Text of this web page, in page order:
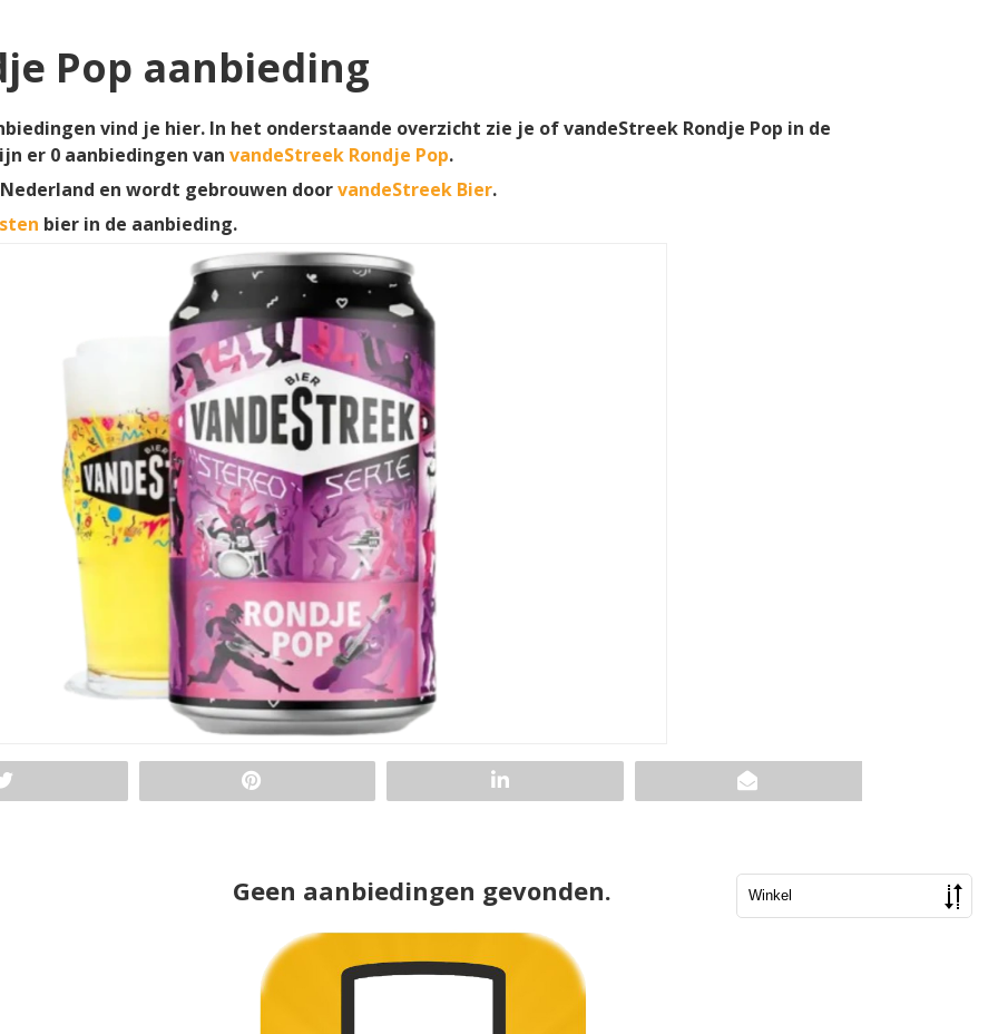
Pop aanbieding
vind je hier. In het onderstaande overzicht zie je of vandeStreek Rondje Pop in de
er 0 aanbiedingen van vandeStreek Rondje Pop.
en wordt gebrouwen doorvandeStreek Bier.
bier in de aanbieding.
Geen aanbiedingen gevonden.